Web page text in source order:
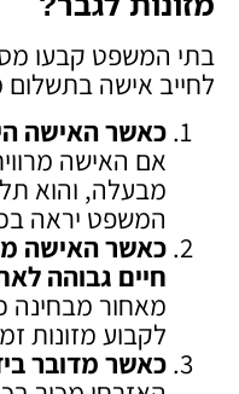
בתי המשפט קבעו
לחייב אישה בתשלום
כאשר האישה
אם האישה
מבעלה, והוא
המשפט יראה
כאשר האישה
חיים גבוהה
מאחור מבחינה
לקבוע מזונות
כאשר מדובר